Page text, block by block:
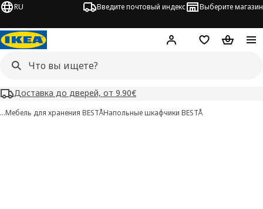
RU Введите почтовый индекс Выберите магазин
Hej! ВойтиСписокКорзина
Доставка до дверей, от 9.90€
…Мебель для хранения BESTÅНапольные шкафчики BESTÅ